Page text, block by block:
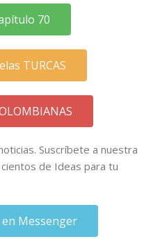
70
TURCAS
Suscríbete a nuestra
de Ideas para tu
Messenger